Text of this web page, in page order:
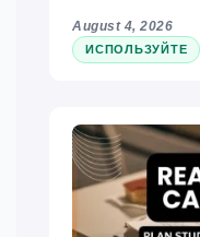
August 4, 2026
ИСПОЛЬЗУЙТЕ